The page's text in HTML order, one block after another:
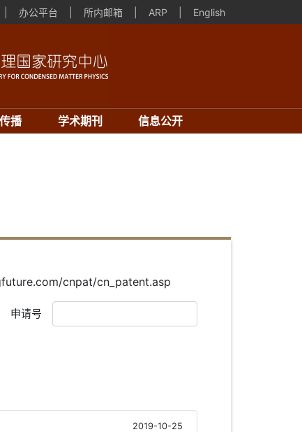
办公平台 所内邮箱 ARP English
播 学术期刊 信息公开
cnpat/cn_patent.asp
申请号
2019-10-25